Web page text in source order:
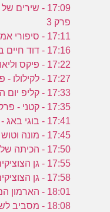
17:09 -
פרק 3
17:11 - סיפורי אמבטיה - פרק 8
17:16 - דוד חיים בממלכת הצבעים - פרק 4
17:22 - פיקס וליאו - פרק 9
17:27 - לקילולו - פרק 2
17:33 - קליפ יום הולדת - פרק 278
17:35 - קטני - פרק 22
17:41 - בוגי באג - פרק 7
17:45 - מונה וטוש - פרק 17
17:50 - הכיתה של טיני וטאייני - פרק 12
17:55 - גן הצוציקים מארח - פרק 25
17:58 - גן הצוציקים מארח - פרק 21
18:01 - הארמון המתעורר - פרק 4
18:08 - מסביב לשעון - פרק 2